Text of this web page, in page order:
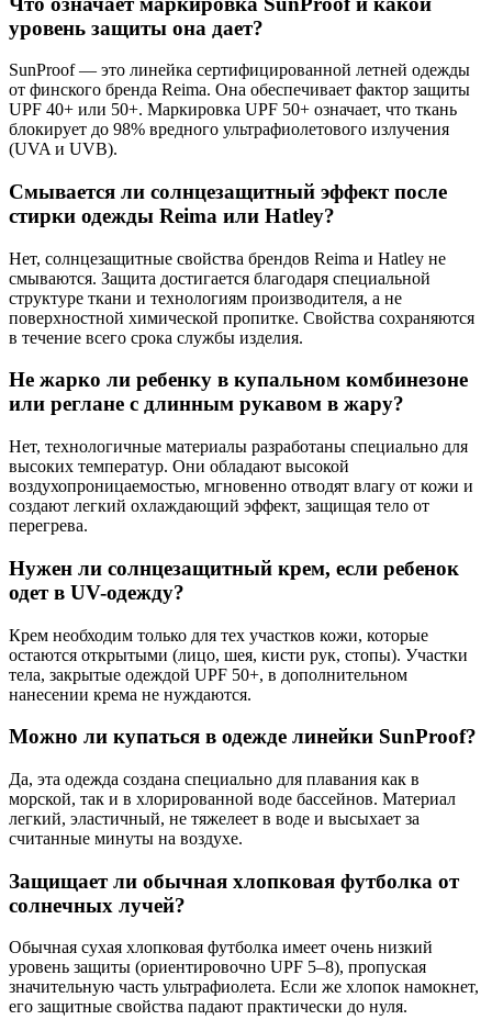
уровень защиты она дает?
SunProof — это линейка сертифицированной летней одежды
от финского бренда Reima. Она обеспечивает фактор защиты
UPF 40+ или 50+. Маркировка UPF 50+ означает, что ткань
блокирует до 98% вредного ультрафиолетового излучения
(UVA и UVB).
Смывается ли солнцезащитный эффект после
стирки одежды Reima или Hatley?
Нет, солнцезащитные свойства брендов Reima и Hatley не
смываются. Защита достигается благодаря специальной
структуре ткани и технологиям производителя, а не
поверхностной химической пропитке. Свойства сохраняются
в течение всего срока службы изделия.
Не жарко ли ребенку в купальном комбинезоне
или реглане с длинным рукавом в жару?
Нет, технологичные материалы разработаны специально для
высоких температур. Они обладают высокой
воздухопроницаемостью, мгновенно отводят влагу от кожи и
создают легкий охлаждающий эффект, защищая тело от
перегрева.
Нужен ли солнцезащитный крем, если ребенок
одет в UV-одежду?
Крем необходим только для тех участков кожи, которые
остаются открытыми (лицо, шея, кисти рук, стопы). Участки
тела, закрытые одеждой UPF 50+, в дополнительном
нанесении крема не нуждаются.
Можно ли купаться в одежде линейки SunProof?
Да, эта одежда создана специально для плавания как в
морской, так и в хлорированной воде бассейнов. Материал
легкий, эластичный, не тяжелеет в воде и высыхает за
считанные минуты на воздухе.
Защищает ли обычная хлопковая футболка от
солнечных лучей?
Обычная сухая хлопковая футболка имеет очень низкий
уровень защиты (ориентировочно UPF 5–8), пропуская
значительную часть ультрафиолета. Если же хлопок намокнет,
его защитные свойства падают практически до нуля.